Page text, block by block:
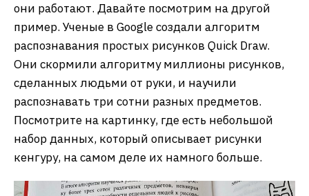
они работают. Давайте посмотрим на другой
пример. Ученые в Google создали алгоритм
распознавания простых рисунков Quick Draw.
Они скормили алгоритму миллионы рисунков,
сделанных людьми от руки, и научили
распознавать три сотни разных предметов.
Посмотрите на картинку, где есть небольшой
набор данных, который описывает рисунки
кенгуру, на самом деле их намного больше.